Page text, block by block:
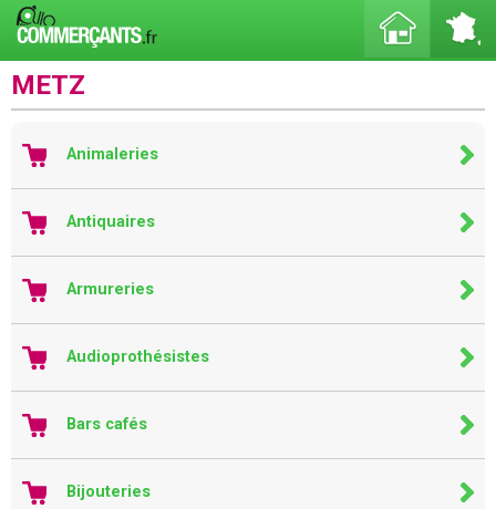
METZ
Animaleries
Antiquaires
Armureries
Audioprothésistes
Bars cafés
Bijouteries